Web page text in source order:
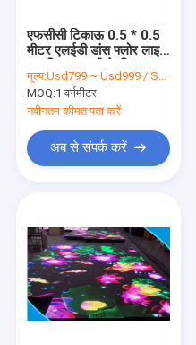
एफसीसी टिकाऊ 0.5 * 0.5
मीटर एलईडी डांस फ्लोर लाइट
P4.81mm
मूल्य:Usd799 ~ Usd999 / Sqm ( price is negotiable )
MOQ:1 वर्गमीटर
नवीनतम कीमत पता करें
अब से संपर्क करें